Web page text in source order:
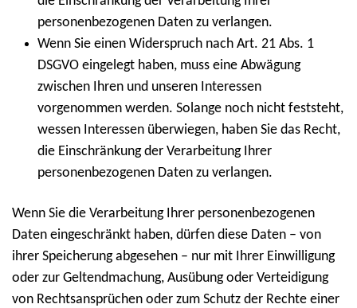
personenbezogenen Daten zu verlangen.
Wenn Sie einen Widerspruch nach Art. 21 Abs. 1
DSGVO eingelegt haben, muss eine Abwägung
zwischen Ihren und unseren Interessen
vorgenommen werden. Solange noch nicht feststeht,
wessen Interessen überwiegen, haben Sie das Recht,
die Einschränkung der Verarbeitung Ihrer
personenbezogenen Daten zu verlangen.
Wenn Sie die Verarbeitung Ihrer personenbezogenen
Daten eingeschränkt haben, dürfen diese Daten – von
ihrer Speicherung abgesehen – nur mit Ihrer Einwilligung
oder zur Geltendmachung, Ausübung oder Verteidigung
von Rechtsansprüchen oder zum Schutz der Rechte einer